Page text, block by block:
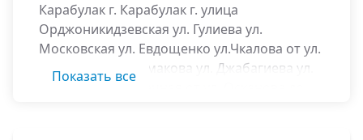
Карабулак г. Карабулак г. улица
Орджоникидзевская ул. Гулиева ул.
Московская ул. Евдощенко ул.Чкалова от ул.
Кирова до ул. Рюмакова ул. Джабагиева ул.
Показать все